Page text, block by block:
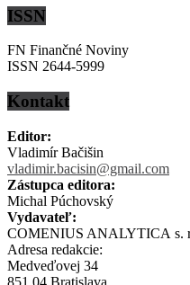
ISSN
FN Finančné Noviny
ISSN 2644-5999
Kontakt
Editor:
Vladimír Bačišin
vladimir.bacisin@gmail.com
Zástupca editora:
Michal Púchovský
Vydavateľ:
COMENIUS ANALYTICA s.
Adresa redakcie:
Medveďovej 34
851 04 Bratislava